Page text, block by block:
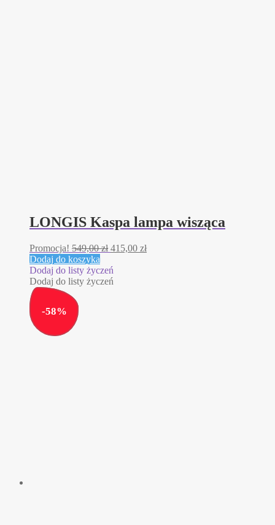
LONGIS Kaspa lampa wisząca
Promocja! 549,00zł Pierwotna
wynosiła:
549,00 zł.
415,00 złAktualna
Dodaj do koszyka
Dodaj do listy życzeń
Dodaj do listy życzeń
-58%